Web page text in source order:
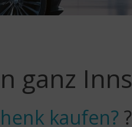
ganz
kaufen? ?